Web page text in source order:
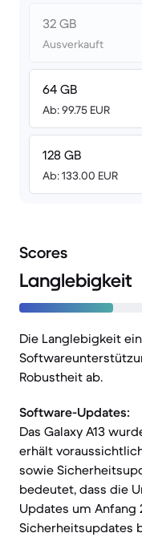
32 GB
Ausverkauft
64 GB
Ab: 99.75 EUR
128 GB
Ab: 133.00 EUR
Scores
Langlebigkeit
Die Langlebigkeit
Robustheit ab.
Software-Updates:
Das Galaxy A13
erhält
sowie
bedeutet, dass die
Updates um Anfang
Sicherheitsupdates